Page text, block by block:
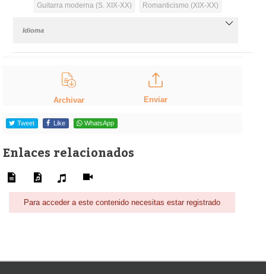
Guitarra moderna (S. XIX-XX) Romanticismo (XIX-XX)
Idioma
Archivar Enviar
Tweet Like WhatsApp
Enlaces relacionados
Para acceder a este contenido necesitas estar registrado